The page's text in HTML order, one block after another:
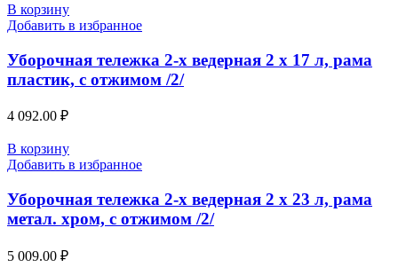
В корзину
Добавить в избранное
Уборочная тележка 2-х ведерная 2 х 17 л, рама
пластик, с отжимом /2/
4 092.00 ₽
В корзину
Добавить в избранное
Уборочная тележка 2-х ведерная 2 х 23 л, рама
метал. хром, с отжимом /2/
5 009.00 ₽